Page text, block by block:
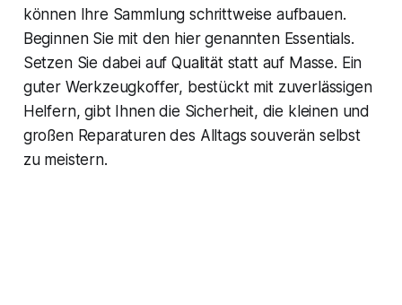
können Ihre Sammlung schrittweise aufbauen.
Beginnen Sie mit den hier genannten Essentials.
Setzen Sie dabei auf Qualität statt auf Masse. Ein
guter Werkzeugkoffer, bestückt mit zuverlässigen
Helfern, gibt Ihnen die Sicherheit, die kleinen und
großen Reparaturen des Alltags souverän selbst
zu meistern.